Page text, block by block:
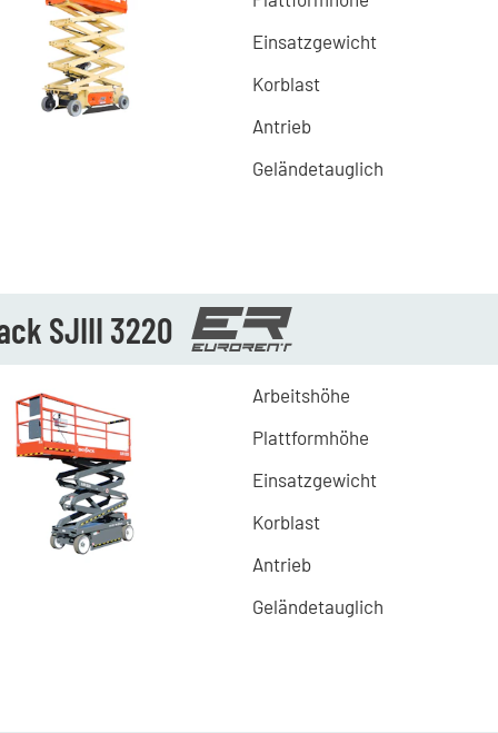
Einsatzgewicht
Korblast
Antrieb
Geländetauglich
SJIII 3220
Arbeitshöhe
Plattformhöhe
Einsatzgewicht
Korblast
Antrieb
Geländetauglich